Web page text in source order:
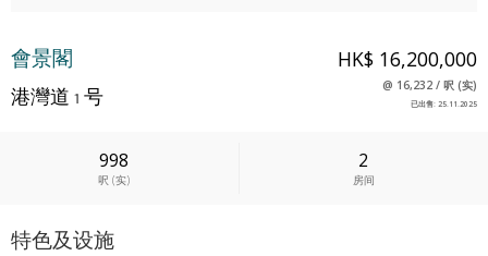
會景閣
港灣道 1 号
HK$ 16,200,000
@ 16,232 / 呎 (实)
已出售: 25.11.2025
998
呎 (实)
2
房间
特色及设施